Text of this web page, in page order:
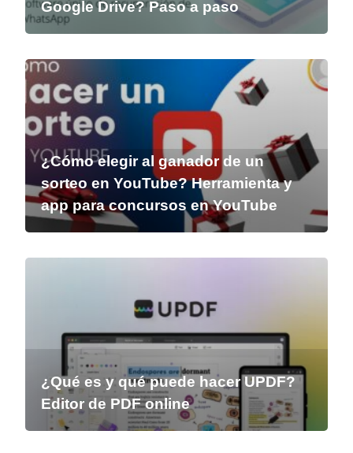
Google Drive? Paso a paso
¿Cómo elegir al ganador de un
sorteo en YouTube? Herramienta y
app para concursos en YouTube
¿Qué es y qué puede hacer UPDF?
Editor de PDF online